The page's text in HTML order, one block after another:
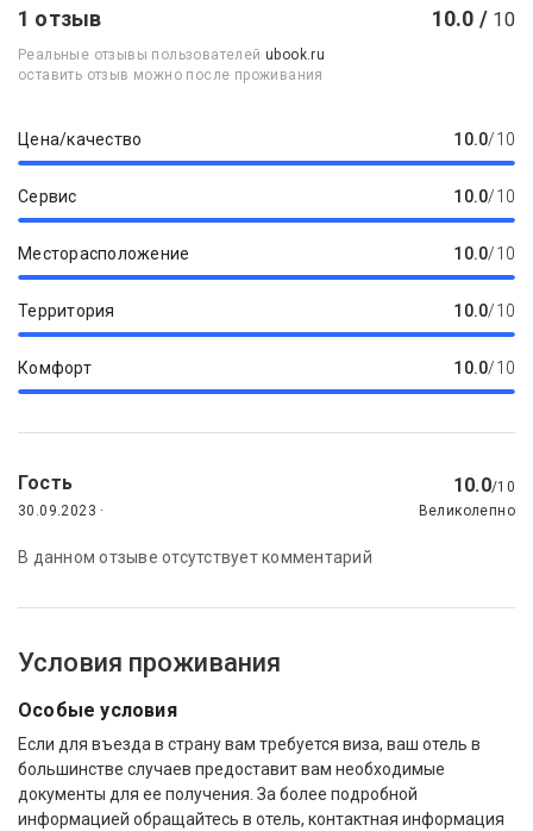
1 отзыв 10.0 / 10
Реальные отзывы пользователейubook.ru
оставить отзыв можно после проживания
Цена/качество 10.0/10
Сервис 10.0/10
Месторасположение 10.0/10
Территория 10.0/10
Комфорт 10.0/10
Гость 10.0/10
30.09.2023 ·
Великолепно
В данном отзыве отсутствует комментарий
Условия проживания
Особые условия
Если для въезда в страну вам требуется виза, ваш отель в
большинстве случаев предоставит вам необходимые
документы для ее получения. За более подробной
информацией обращайтесь в отель, контактная информация